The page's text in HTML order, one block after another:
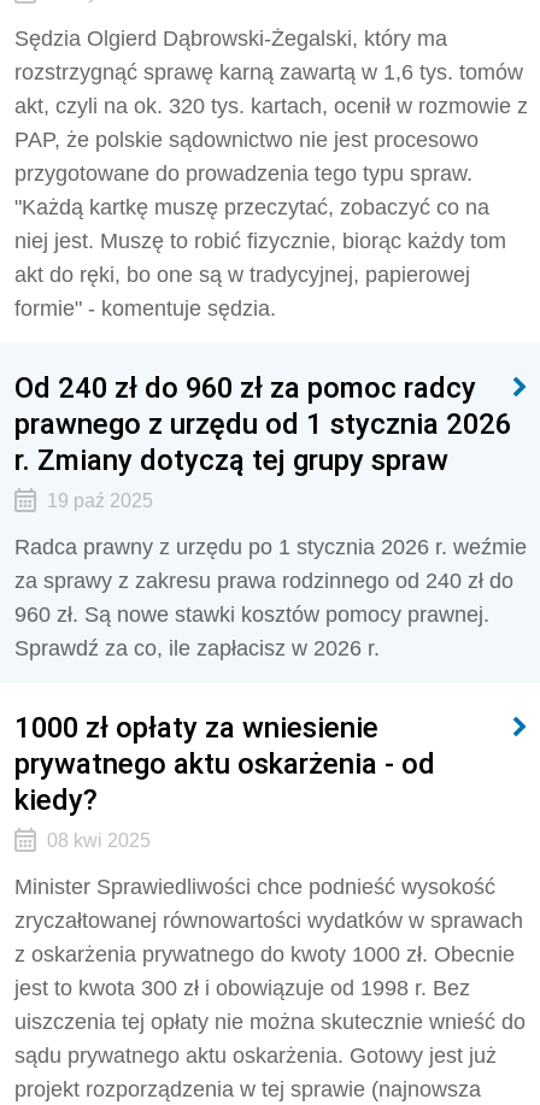
Sędzia Olgierd Dąbrowski-Żegalski, który ma
rozstrzygnąć sprawę karną zawartą w 1,6 tys. tomów
akt, czyli na ok. 320 tys. kartach, ocenił w rozmowie z
PAP, że polskie sądownictwo nie jest procesowo
przygotowane do prowadzenia tego typu spraw.
"Każdą kartkę muszę przeczytać, zobaczyć co na
niej jest. Muszę to robić fizycznie, biorąc każdy tom
akt do ręki, bo one są w tradycyjnej, papierowej
formie" - komentuje sędzia.
Od 240 zł do 960 zł za pomoc radcy
prawnego z urzędu od 1 stycznia 2026
r. Zmiany dotyczą tej grupy spraw
19 paź 2025
Radca prawny z urzędu po 1 stycznia 2026 r. weźmie
za sprawy z zakresu prawa rodzinnego od 240 zł do
960 zł. Są nowe stawki kosztów pomocy prawnej.
Sprawdź za co, ile zapłacisz w 2026 r.
1000 zł opłaty za wniesienie
prywatnego aktu oskarżenia - od
kiedy?
08 kwi 2025
Minister Sprawiedliwości chce podnieść wysokość
zryczałtowanej równowartości wydatków w sprawach
z oskarżenia prywatnego do kwoty 1000 zł. Obecnie
jest to kwota 300 zł i obowiązuje od 1998 r. Bez
uiszczenia tej opłaty nie można skutecznie wnieść do
sądu prywatnego aktu oskarżenia. Gotowy jest już
projekt rozporządzenia w tej sprawie (najnowsza